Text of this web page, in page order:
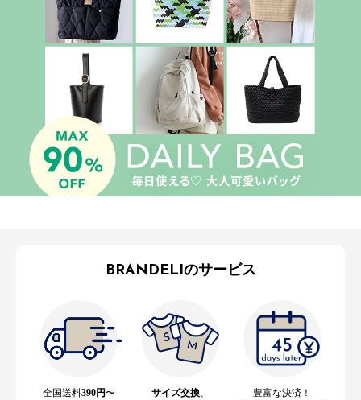
BRANDELIのサービス
全国送料390円〜
サイズ交換
豊富な決済！